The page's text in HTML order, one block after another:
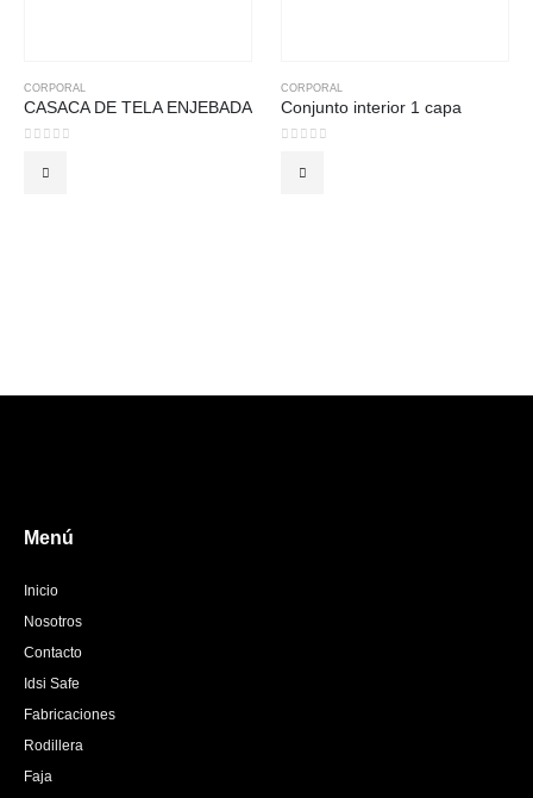
CORPORAL
CASACA DE TELA ENJEBADA
CORPORAL
Conjunto interior 1 capa
Menú
Inicio
Nosotros
Contacto
Idsi Safe
Fabricaciones
Rodillera
Faja